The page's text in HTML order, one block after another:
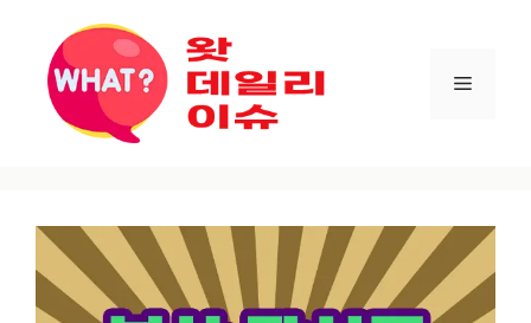
건너뛰기
메뉴